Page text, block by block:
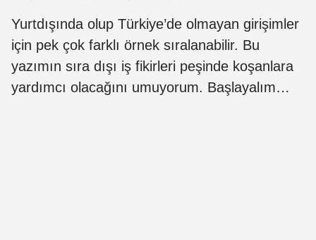
Yurtdışında olup Türkiye’de olmayan girişimler
için pek çok farklı örnek sıralanabilir. Bu
yazımın sıra dışı iş fikirleri peşinde koşanlara
yardımcı olacağını umuyorum. Başlayalım…